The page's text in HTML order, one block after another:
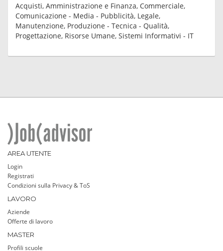
Acquisti, Amministrazione e Finanza, Commerciale,
Comunicazione - Media - Pubblicità, Legale,
Manutenzione, Produzione - Tecnica - Qualità,
Progettazione, Risorse Umane, Sistemi Informativi - IT
AREA UTENTE
Login
Registrati
Condizioni sulla Privacy & ToS
LAVORO
Aziende
Offerte di lavoro
MASTER
Profili scuole